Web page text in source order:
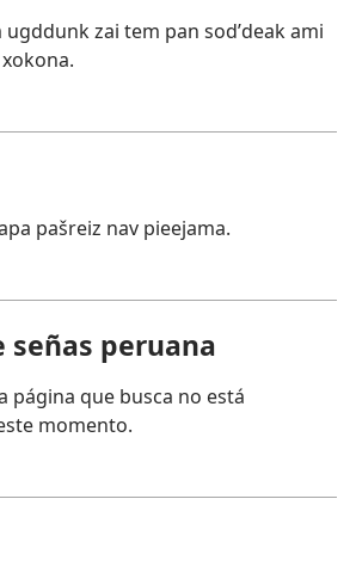
zai tem pan sodʼdeak ami
pašreiz nav pieejama.
señas peruana
página que busca no está
momento.